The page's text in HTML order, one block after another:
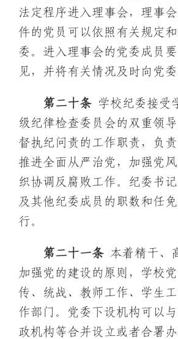
法定程序进入理事会，理事
件的党员可以依照有关规定
委。进入理事会的党委成员
见，并将有关情况及时向党委
第二十条 学校纪委接受
级纪律检查委员会的双重领
督执纪问责的工作职责，负
推进全面从严治党，加强党
织协调反腐败工作。纪委书
及其他纪委成员的职数和任
行。
第二十一条 本着精干、
加强党的建设的原则，学校
传、统战、教师工作、学生
作部门。党委下设机构可以
政机构等合并设立或者合署